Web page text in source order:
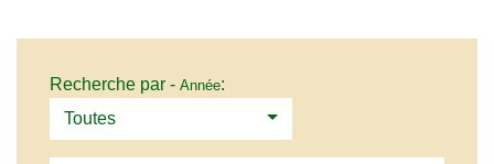
Recherche par - Année:
Toutes